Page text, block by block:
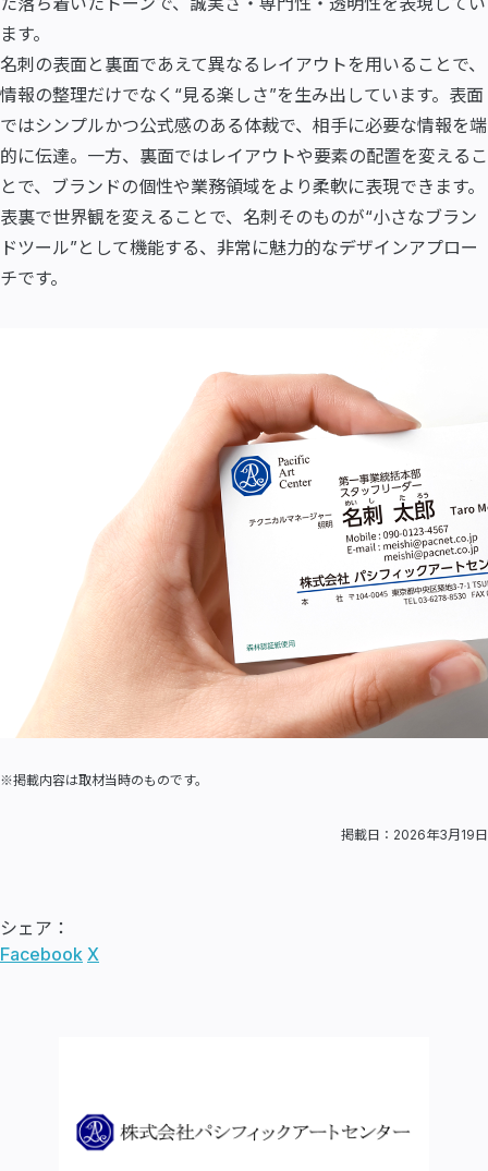
ます。
名刺の表面と裏面であえて異なるレイアウトを用いることで、
情報の整理だけでなく“見る楽しさ”を生み出しています。表面
ではシンプルかつ公式感のある体裁で、相手に必要な情報を端
的に伝達。一方、裏面ではレイアウトや要素の配置を変えるこ
とで、ブランドの個性や業務領域をより柔軟に表現できます。
表裏で世界観を変えることで、名刺そのものが“小さなブラン
ドツール”として機能する、非常に魅力的なデザインアプロー
チです。
※掲載内容は取材当時のものです。
掲載日：2026年3月19日
シェア：
Facebook X